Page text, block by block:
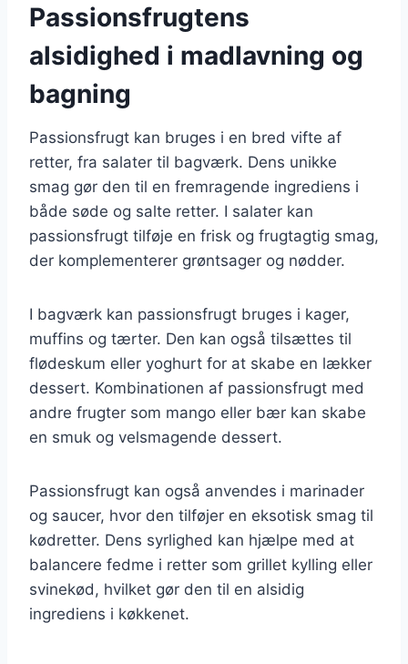
Passionsfrugtens
alsidighed i madlavning og
bagning
Passionsfrugt kan bruges i en bred vifte af
retter, fra salater til bagværk. Dens unikke
smag gør den til en fremragende ingrediens i
både søde og salte retter. I salater kan
passionsfrugt tilføje en frisk og frugtagtig smag,
der komplementerer grøntsager og nødder.
I bagværk kan passionsfrugt bruges i kager,
muffins og tærter. Den kan også tilsættes til
flødeskum eller yoghurt for at skabe en lækker
dessert. Kombinationen af passionsfrugt med
andre frugter som mango eller bær kan skabe
en smuk og velsmagende dessert.
Passionsfrugt kan også anvendes i marinader
og saucer, hvor den tilføjer en eksotisk smag til
kødretter. Dens syrlighed kan hjælpe med at
balancere fedme i retter som grillet kylling eller
svinekød, hvilket gør den til en alsidig
ingrediens i køkkenet.